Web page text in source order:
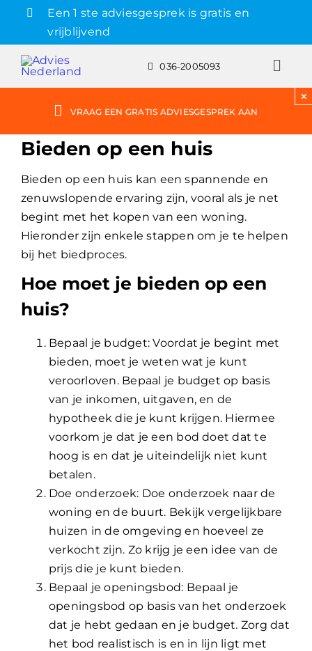
content
Een 1 ste adviesgesprek is gratis en
vrijblijvend
Gratis adviesgesprek aanvragen
Hypotheek
Rente
Hypotheekvormen
Bereken
Overwaarde
over advies nederland
Renovlies
036-2005093
VRAAG EEN GRATIS ADVIESGESPREK AAN
×
Bieden op een huis
Bieden op een huis kan een spannende en
zenuwslopende ervaring zijn, vooral als je net
begint met het kopen van een woning.
Hieronder zijn enkele stappen om je te helpen
bij het biedproces.
Hoe moet je bieden op een
huis?
Bepaal je budget: Voordat je begint met
bieden, moet je weten wat je kunt
veroorloven. Bepaal je budget op basis
van je inkomen, uitgaven, en de
hypotheek die je kunt krijgen. Hiermee
voorkom je dat je een bod doet dat te
hoog is en dat je uiteindelijk niet kunt
betalen.
Doe onderzoek: Doe onderzoek naar de
woning en de buurt. Bekijk vergelijkbare
huizen in de omgeving en hoeveel ze
verkocht zijn. Zo krijg je een idee van de
prijs die je kunt bieden.
Bepaal je openingsbod: Bepaal je
openingsbod op basis van het onderzoek
dat je hebt gedaan en je budget. Zorg dat
het bod realistisch is en in lijn ligt met